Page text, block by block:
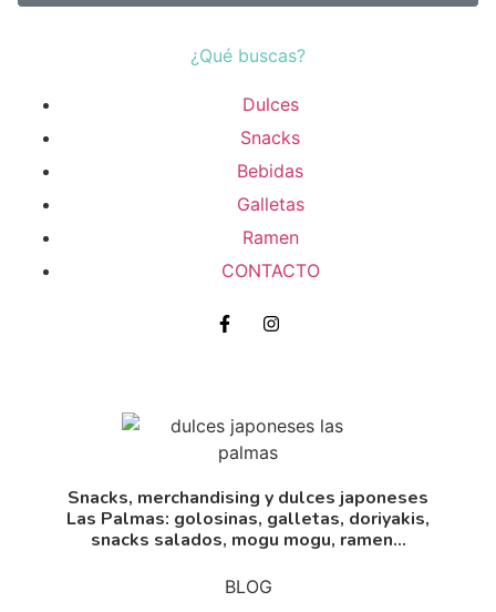
Snacks, merchandising y dulces japoneses
Las Palmas: golosinas, galletas, doriyakis,
snacks salados, mogu mogu, ramen...
BLOG
¿Qué buscas?
Dulces
Snacks
Bebidas
Galletas
Ramen
CONTACTO